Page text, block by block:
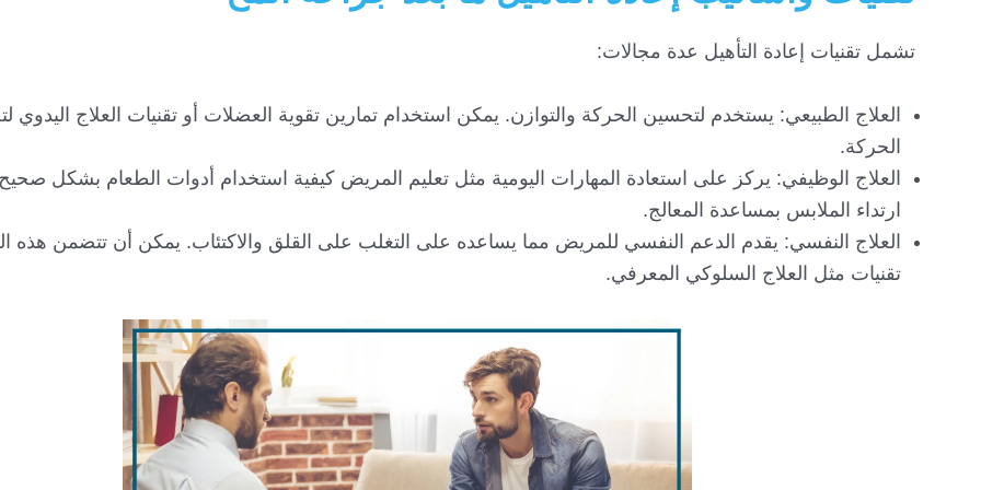
تشمل تقنيات إعادة التأهيل عدة مجالات:
العلاج الطبيعي: يستخدم لتحسين الحركة والتوازن. يمكن استخدام تمارين تقوية العضلات أو تقنيات العلاج اليدوي
الحركة.
العلاج الوظيفي: يركز على استعادة المهارات اليومية مثل تعليم المريض كيفية استخدام أدوات الطعام بشكل صحيح
ارتداء الملابس بمساعدة المعالج.
العلاج النفسي: يقدم الدعم النفسي للمريض مما يساعده على التغلب على القلق والاكتئاب. يمكن أن تتضمن هذه
تقنيات مثل العلاج السلوكي المعرفي.